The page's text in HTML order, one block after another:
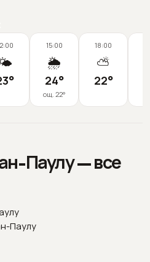
°
15:00
🌦️
24°
ощ. 22°
18:00
⛅
22°
Паулу — все
Паулу